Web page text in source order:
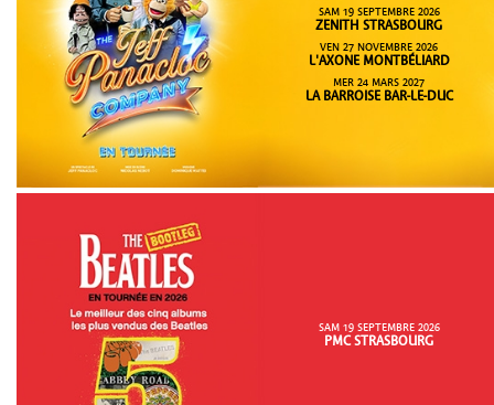
SAM 19 SEPTEMBRE 2026
ZENITH STRASBOURG
VEN 27 NOVEMBRE 2026
L'AXONE MONTBÉLIARD
MER 24 MARS 2027
LA BARROISE BAR-LE-DUC
SAM 19 SEPTEMBRE 2026
PMC STRASBOURG